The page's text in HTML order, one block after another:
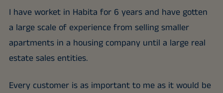
I have worket in Habita for 6 years and have gotten
a large scale of experience from selling smaller
apartments in a housing company until a large real
estate sales entities.
Every customer is as important to me as it would be